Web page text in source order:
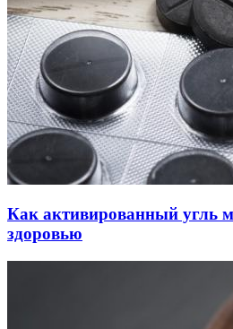
Как активированный угль
здоровью